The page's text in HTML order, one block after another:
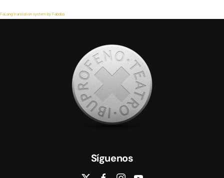
FaLang translation system by Faboba
Síguenos